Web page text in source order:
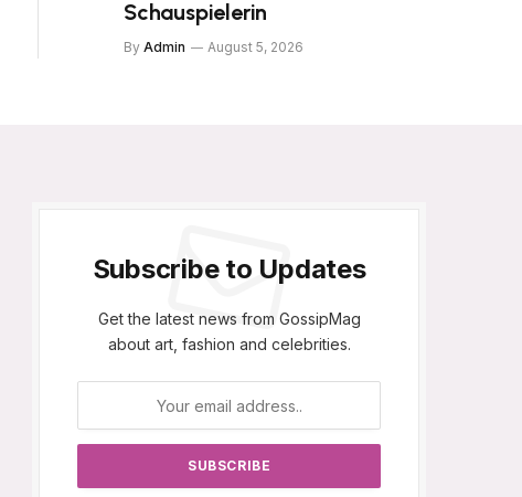
Schauspielerin
By Admin August 5, 2026
Subscribe to Updates
Get the latest news from GossipMag
about art, fashion and celebrities.